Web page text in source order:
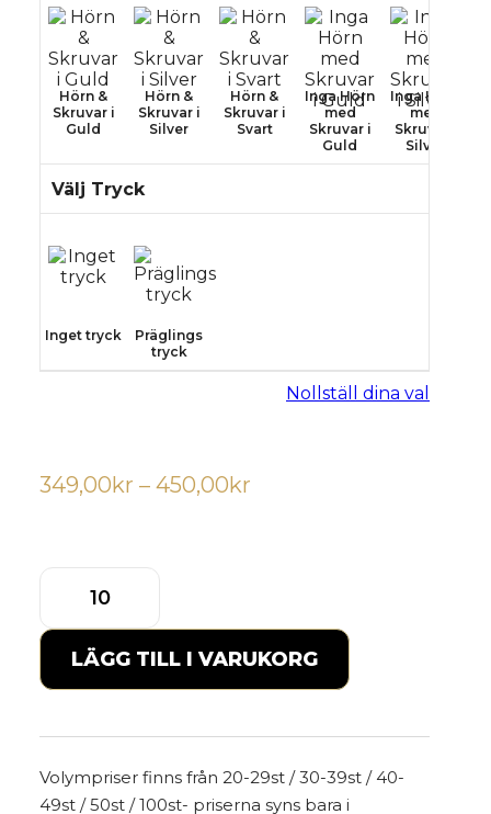
Hörn &
Skruvar i
Guld
Hörn &
Skruvar i
Silver
Hörn &
Skruvar i
Svart
Inga Hörn
med
Skruvar i
Guld
Inga Hörn
med
Skruvar i
Silver
Välj Tryck
Inget tryck
Präglings
tryck
Nollställ dina val
349,00kr – 450,00kr
Menypärm
Oxford
(Skruvar)
mängd
LÄGG TILL I VARUKORG
Volympriser finns från 20-29st / 30-39st / 40-
49st / 50st / 100st- priserna syns bara i